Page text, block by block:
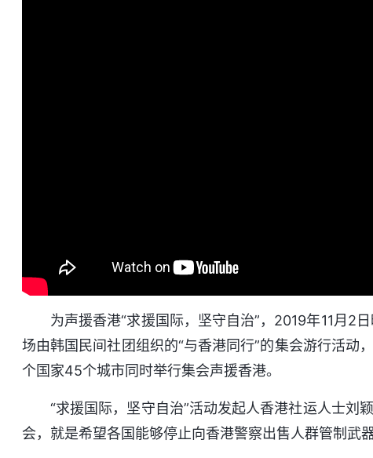
为声援香港“求援国际，坚守自治”，2019年11月2
场由韩国民间社团组织的“与香港同行”的集会游行活动
个国家45个城市同时举行集会声援香港。
“求援国际，坚守自治”活动发起人香港社运人士刘
会，就是希望各国能够停止向香港警察出售人群管制武